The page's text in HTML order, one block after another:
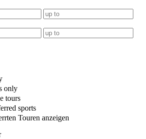
only
tours
sports
Touren anzeigen